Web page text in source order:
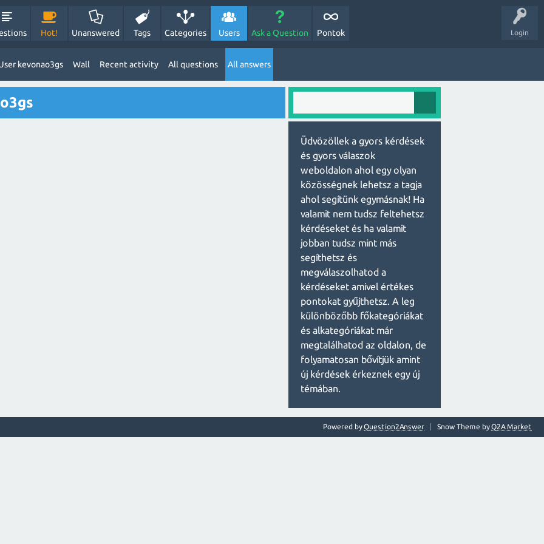
Login
Hot! Unanswered Tags Categories Users Ask a Question Pontok
kevonao3gs Wall Recent activity All questions All answers
Üdvözöllek a gyors kérdések
és gyors válaszok
weboldalon ahol egy olyan
közösségnek lehetsz a tagja
ahol segítünk egymásnak! Ha
valamit nem tudsz feltehetsz
kérdéseket és ha valamit
jobban tudsz mint más
segíthetsz és
megválaszolhatod a
kérdéseket amivel értékes
pontokat gyűjthetsz. A leg
különbözőbb főkategóriákat
és alkategóriákat már
megtalálhatod az oldalon, de
folyamatosan bővítjük amint
új kérdések érkeznek egy új
témában.
Snow Theme byQ2A Market
Powered byQuestion2Answer